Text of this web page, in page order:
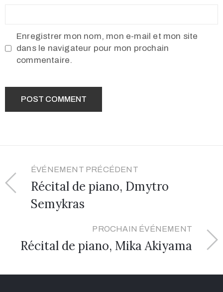
Enregistrer mon nom, mon e-mail et mon site
dans le navigateur pour mon prochain
commentaire.
ÉVÉNEMENT PRÉCÉDENT
Récital de piano, Dmytro
Semykras
PROCHAIN ÉVÉNEMENT
Récital de piano, Mika Akiyama